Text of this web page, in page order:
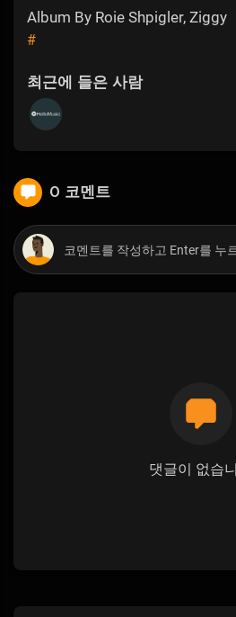
Album By Roie Shpigler, Ziggy
#
최근에 들은 사람
0 코멘트
댓글이 없습